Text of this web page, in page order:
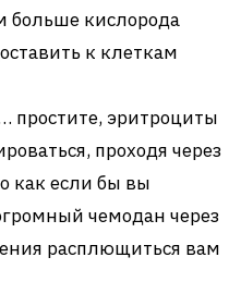
больше кислорода
к клеткам
простите, эритроциты
проходя через
как если бы вы
чемодан через
расплющиться вам